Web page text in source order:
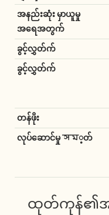
အနည်းဆုံး မှာယူမှု
အရေအတွက်
ခွင့်လွှတ်က်
ခွင့်လွှတ်က်
တန်ဖိုး
လုပ်ဆောင်မှု সম့တ်
ထုတ်ကုန်၏အသ